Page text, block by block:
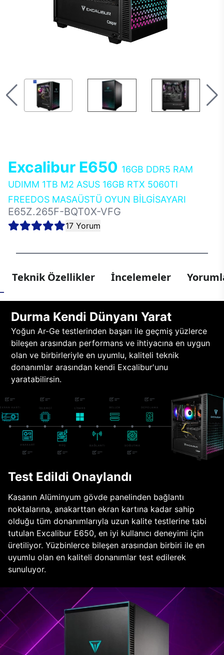
Excalibur E650 16GB DDR5 RAM
UDIMM 1TB M2 ASUS 16GB RTX 5060TI
FREEDOS MASAÜSTÜ OYUN BİLGİSAYARI
E65Z.265F-BQT0X-VFG
17 Yorum
Teknik Özellikler İncelemeler
Durma Kendi Dünyanı Yarat
Yoğun Ar-Ge testlerinden başarı ile geçmiş yüzlerce
bileşen arasından performans ve ihtiyacına en uygun
olan ve birbirleriyle en uyumlu, kaliteli teknik
donanımlar arasından kendi Excalibur'unu
yaratabilirsin.
Test Edildi Onaylandı
Kasanın Alüminyum gövde panelinden bağlantı
noktalarına, anakarttan ekran kartına kadar sahip
olduğu tüm donanımlarıyla uzun kalite testlerine tabi
tutulan Excalibur E650, en iyi kullanıcı deneyimi için
üretiliyor. Yüzbinlerce bileşen arasından birbiri ile en
uyumlu olan en kaliteli donanımlar test edilerek
sunuluyor.